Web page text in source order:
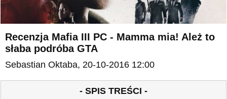
Recenzja Mafia III PC - Mamma mia! Ależ to
słaba podróba GTA
Sebastian Oktaba, 20-10-2016 12:00
- SPIS TREŚCI -